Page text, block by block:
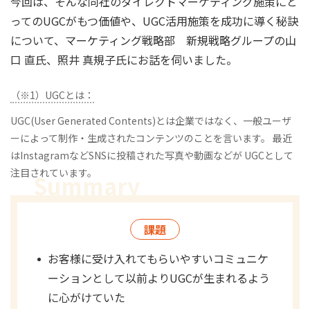
ってのUGCがもつ価値や、UGC活用施策を成功に導く秘訣
について、マーケティング戦略部 新規戦略グループの山
口 直氏、照井 真規子氏にお話を伺いました。
（※1）UGCとは：
UGC(User Generated Contents)とは企業ではなく、一般ユーザ
ーによって制作・生成されたコンテンツのことを言います。 最近
はInstagramなどSNSに投稿された写真や動画などが UGCとして
注目されています。
課題
お客様に受け入れてもらいやすいコミュニケ
ーションとして以前よりUGCが生まれるよう
に心がけていた